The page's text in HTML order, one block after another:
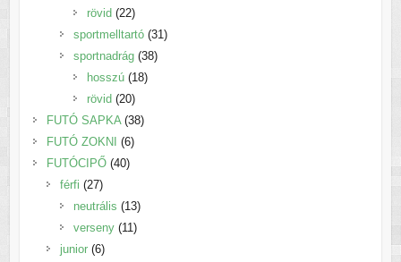
rövid 2222
termék
sportmelltartó 3131
sportnadrág 3838
hosszú 1818
rövid 2020
termék
FUTÓ SAPKA 3838
FUTÓ ZOKNI 66
termék
FUTÓCIPŐ 4040
férfi 2727
termék
neutrális 1313
termék
verseny 1111
junior 66